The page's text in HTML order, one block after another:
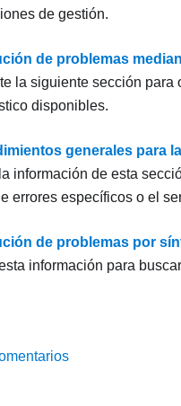
de gestión.
de problemas
la siguiente sección para
disponibles.
generales para
información de esta
errores específicos o el
de problemas por
información para